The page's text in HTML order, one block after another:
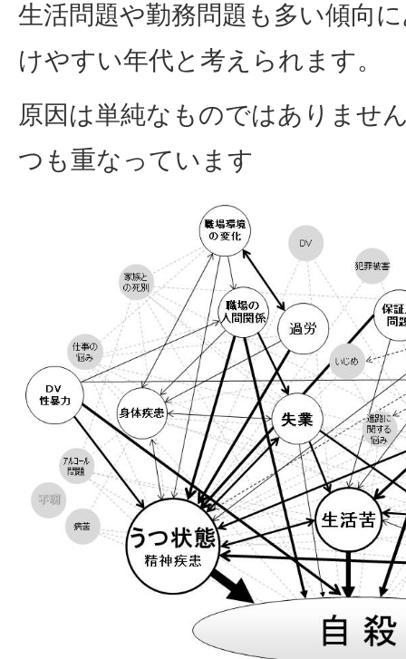
生活問題や勤務問題も多い傾向
けやすい年代と考えられます。
原因は単純なものではありませ
つも重なっています